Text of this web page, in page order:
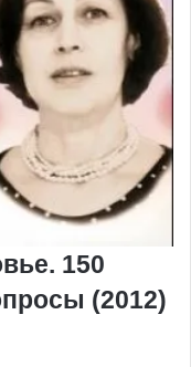
150
(2012)